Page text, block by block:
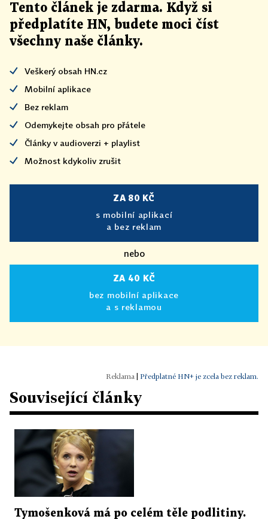
Tento článek je zdarma. Když si
předplatíte HN, budete moci číst
všechny naše články.
Veškerý obsah HN.cz
Mobilní aplikace
Bez reklam
Odemykejte obsah pro přátele
Články v audioverzi + playlist
Možnost kdykoliv zrušit
ZA 80 KČ
s mobilní aplikací
a bez reklam
nebo
ZA 40 KČ
bez mobilní aplikace
a s reklamou
Předplatné HN+ je zcela bez reklam.
Související články
Tymošenková má po celém těle podlitiny.